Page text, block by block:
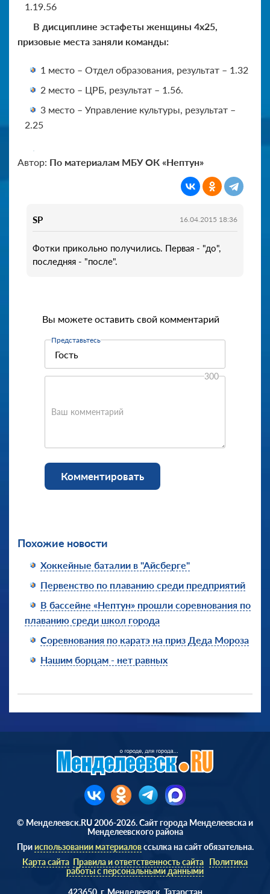
1.19.56
В дисциплине эстафеты женщины 4х25,
призовые места заняли команды:
1 место – Отдел образования, результат – 1.32
2 место – ЦРБ, результат – 1.56.
3 место – Управление культуры, результат –
2.25
Автор: По материалам МБУ ОК «Нептун»
SP 16.04.2015 18:36
Фотки прикольно получились. Первая - "до",
последняя - "после".
Вы можете оставить свой комментарий
Представьтесь
Ваш комментарий
300
Комментировать
Похожие новости
Хоккейные баталии в "Айсберге"
Первенство по плаванию среди предприятий
В бассейне «Нептун» прошли соревнования по
плаванию среди школ города
Соревнования по каратэ на приз Деда Мороза
Нашим борцам - нет равных
© Менделеевск.RU 2006-2026. Сайт города Менделеевска и
Менделеевского района
Прииспользовании материаловссылка на сайт обязательна.
Карта сайта Правила и ответственность сайта Политика
работы с персональными данными